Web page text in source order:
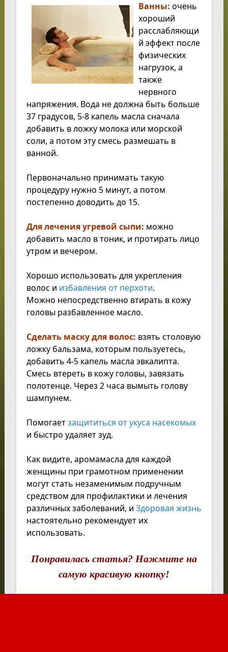
Ванны: очень
хороший
расслабляющи
й эффект после
физических
нагрузок, а
также
нервного
напряжения. Вода не должна быть больше
37 градусов, 5-8 капель масла сначала
добавить в ложку молока или морской
соли, а потом эту смесь размешать в
ванной.
Первоначально принимать такую
процедуру нужно 5 минут, а потом
постепенно доводить до 15.
Для лечения угревой сыпи: можно
добавить масло в тоник, и протирать лицо
утром и вечером.
Хорошо использовать для укрепления
волос и избавления от перхоти.
Можно непосредственно втирать в кожу
головы разбавленное масло.
Сделать маску для волос: взять столовую
ложку бальзама, которым пользуетесь,
добавить 4-5 капель масла эвкалипта.
Смесь втереть в кожу головы, завязать
полотенце. Через 2 часа вымыть голову
шампунем.
Помогаетзащититься от укуса насекомых
и быстро удаляет зуд.
Как видите, аромамасла для каждой
женщины при грамотном применении
могут стать незаменимым подручным
средством для профилактики и лечения
различных заболеваний, и Здоровая жизнь
настоятельно рекомендует их
использовать.
Понравилась статья? Нажмите на
самую красивую кнопку!